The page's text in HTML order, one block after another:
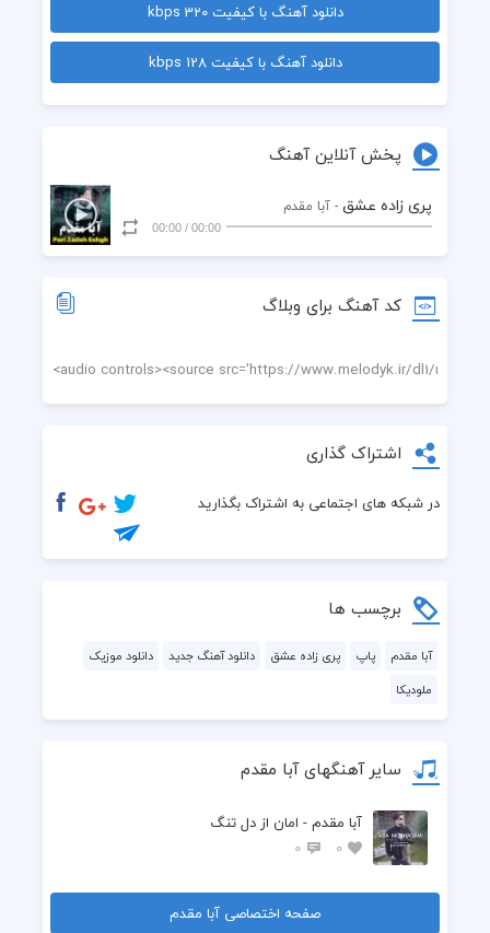
دانلود آهنگ با کیفیت 320 kbps
دانلود آهنگ با کیفیت 128 kbps
پخش آنلاین آهنگ
پری زاده عشق - آبا مقدم
00:00
/
00:00
کد آهنگ برای وبلاگ
اشتراک گذاری
در شبکه های اجتماعی به اشتراک بگذارید
برچسب ها
آبا مقدم پاپ پری زاده عشق دانلود آهنگ جدید
دانلود موزیک
ملودیکا
سایر آهنگهای آبا مقدم
آبا مقدم - امان از دل تنگ
0
0
صفحه اختصاصی آبا مقدم